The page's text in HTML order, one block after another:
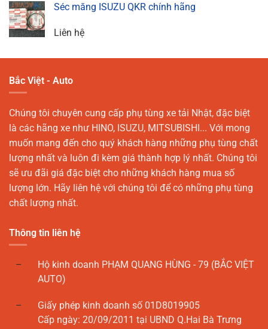
Séc măng ISUZU QKR chính hãng
Liên hệ
Bắc Việt - Auto
Chúng tôi chuyên cung cấp phụ tùng xe tải Nhật, đặc biệt
là các hãng xe như HINO, ISUZU, MITSUBISHI... Với mong
muốn mang đến cho quý khách hàng những phụ tùng chất
lượng nhất và luôn đi kèm giá thành hợp lý nhất. Chúng tôi
sẽ ưu đãi giá đặc biệt cho những khách hàng mua số
lượng lớn. Hãy liên hệ với chúng tôi để có những phụ tùng
chất lượng nhất.
Thông tin liên hệ
Hộ kinh doanh PHẠM QUANG HÙNG - 79 (BẮC VIỆT
AUTO)
Giấy phép kinh doanh số 01D8019905
Cấp ngày: 20/09/2011 tại UBND Q.Hai Bà Trưng